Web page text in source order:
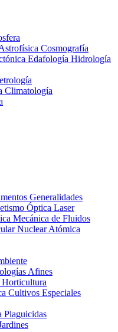
Cosmografía
Edafología Hidrología
Climatología
Generalidades
Óptica Laser
Mecánica de Fluidos
Nuclear Atómica
Afines
Cultivos Especiales
Plaguicidas